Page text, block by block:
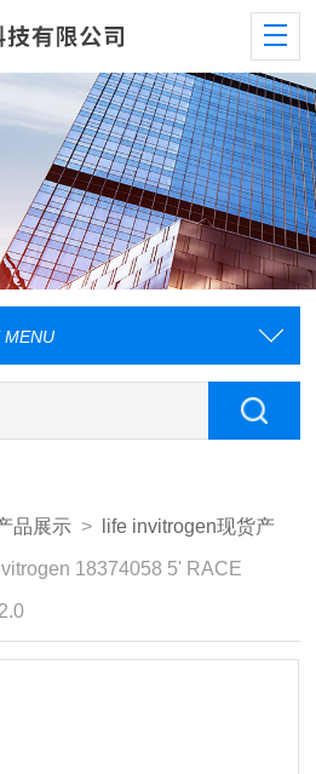
MENU
品展示 > life invitrogen现货产
18374058 5' RACE